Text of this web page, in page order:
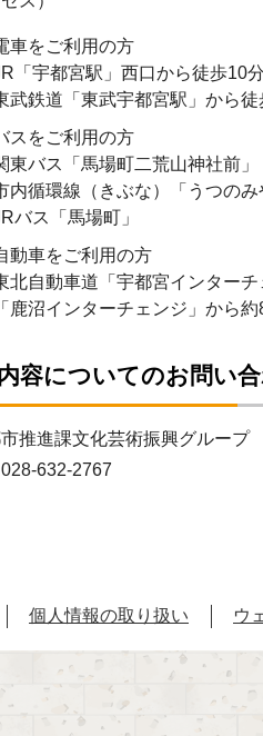
車をご利用の方
「宇都宮駅」西口から徒歩10
武鉄道「東武宇都宮駅」から徒
スをご利用の方
東バス「馬場町二荒山神社前」
内循環線（きぶな）「うつのみ
バス「馬場町」
動車をご利用の方
北自動車道「宇都宮インター
「鹿沼インターチェンジ」から
容についてのお問い
推進課文化芸術振興グループ
028-632-2767
個人情報の取り扱い ウ